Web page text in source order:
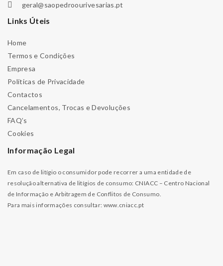
geral@saopedroourivesarias.pt
Links Úteis
Home
Termos e Condições
Empresa
Políticas de Privacidade
Contactos
Cancelamentos, Trocas e Devoluções
FAQ’s
Cookies
Informação Legal
Em caso de litígio o consumidor pode recorrer a uma entidade de
resolução alternativa de litígios de consumo: CNIACC – Centro Nacional
de Informação e Arbitragem de Conflitos de Consumo.
Para mais informações consultar: www.cniacc.pt